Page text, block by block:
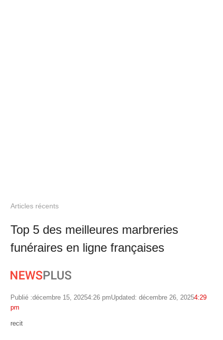
Articles récents
Top 5 des meilleures marbreries
funéraires en ligne françaises
Publié :décembre 15, 20254:26 pmUpdated: décembre 26, 20254:29
pm
Author
recit